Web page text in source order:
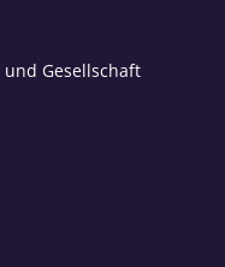
Gesellschaft